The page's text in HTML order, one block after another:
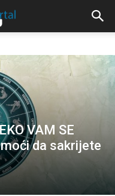
VAM SE
da sakrijete